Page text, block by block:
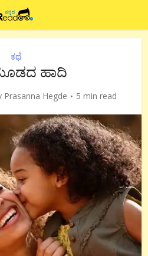
ಕಥೆ
ಹಾದಿ
Prasanna Hegde 5 min read